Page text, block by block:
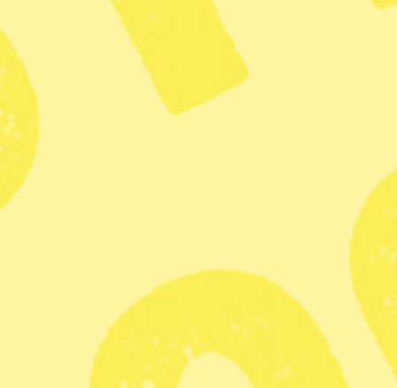
Publicerad 2019-05-23
Renderad skiss av utedasset Secret Garden, där
studentnerna har sparat en bit gräs runt golvplattan, som
25 arkitektstudenter på KTH
uppmärksammar slöseri med vatten och
näringsämnen – genom att bygga utedass.